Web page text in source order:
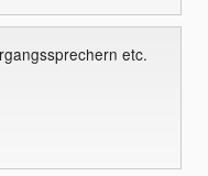
etc.